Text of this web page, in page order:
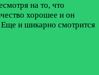
на то, что
хорошее и он
Еще и шикарно смотрится